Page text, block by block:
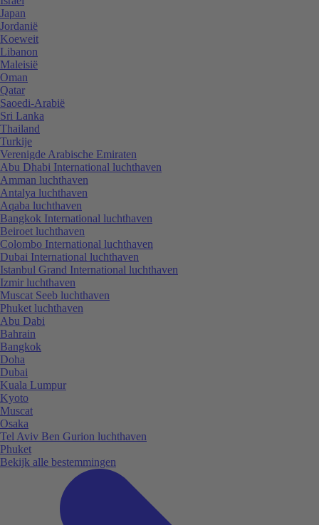
Japan
Jordanië
Koeweit
Libanon
Maleisië
Oman
Qatar
Saoedi-Arabië
Sri Lanka
Thailand
Turkije
Verenigde Arabische Emiraten
Abu Dhabi International luchthaven
Amman luchthaven
Antalya luchthaven
Aqaba luchthaven
Bangkok International luchthaven
Beiroet luchthaven
Colombo International luchthaven
Dubai International luchthaven
Istanbul Grand International luchthaven
Izmir luchthaven
Muscat Seeb luchthaven
Phuket luchthaven
Abu Dabi
Bahrain
Bangkok
Doha
Dubai
Kuala Lumpur
Kyoto
Muscat
Osaka
Tel Aviv Ben Gurion luchthaven
Phuket
Bekijk alle bestemmingen